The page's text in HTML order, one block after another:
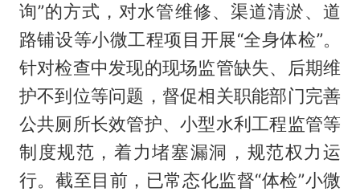
询”的方式，对水管维修、渠道清淤、道
路铺设等小微工程项目开展“全身体检”。
针对检查中发现的现场监管缺失、后期维
护不到位等问题，督促相关职能部门完善
公共厕所长效管护、小型水利工程监管等
制度规范，着力堵塞漏洞，规范权力运
行。截至目前，已常态化监督“体检”小微